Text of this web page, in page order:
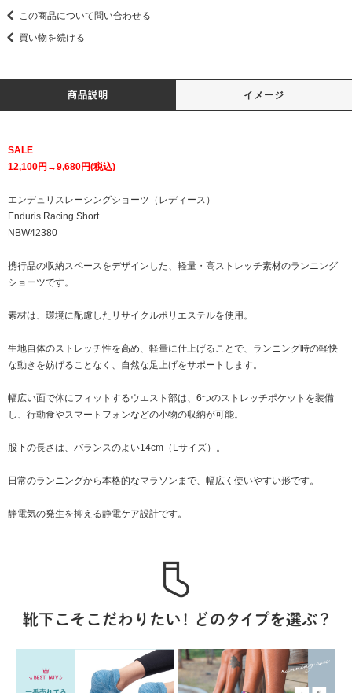
この商品について問い合わせる
買い物を続ける
商品説明 イメージ
SALE
12,100円→9,680円(税込)
エンデュリスレーシングショーツ（レディース）
Enduris Racing Short
NBW42380
携行品の収納スペースをデザインした、軽量・高ストレッチ素材のランニング
ショーツです。
素材は、環境に配慮したリサイクルポリエステルを使用。
生地自体のストレッチ性を高め、軽量に仕上げることで、ランニング時の軽快
な動きを妨げることなく、自然な足上げをサポートします。
幅広い面で体にフィットするウエスト部は、6つのストレッチポケットを装備
し、行動食やスマートフォンなどの小物の収納が可能。
股下の長さは、バランスのよい14cm（Lサイズ）。
日常のランニングから本格的なマラソンまで、幅広く使いやすい形です。
静電気の発生を抑える静電ケア設計です。